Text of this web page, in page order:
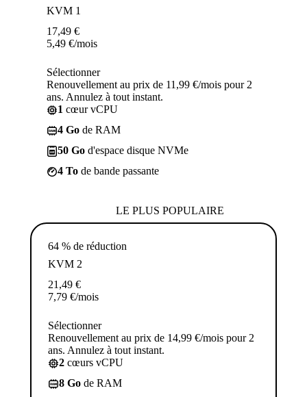
KVM 1
17,49 €
5,49 €/mois
Sélectionner
Renouvellement au prix de 11,99 €/mois pour 2
ans. Annulez à tout instant.
1 cœur vCPU
4 Go de RAM
50 Go d'espace disque NVMe
4 To de bande passante
LE PLUS POPULAIRE
64 % de réduction
KVM 2
21,49 €
7,79 €/mois
Sélectionner
Renouvellement au prix de 14,99 €/mois pour 2
ans. Annulez à tout instant.
2 cœurs vCPU
8 Go de RAM